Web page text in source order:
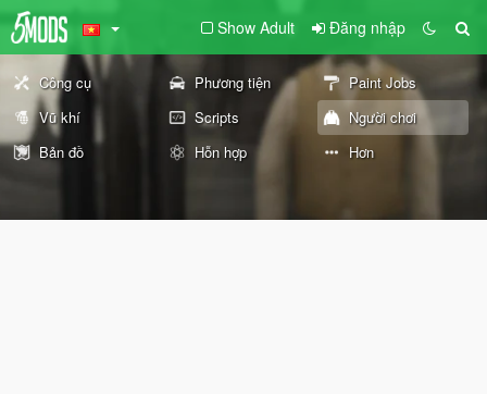
Show Adult Đăng nhập
Công cụ Phương tiện
Paint Jobs
Vũ khí
Scripts
Người chơi
Bản đồ
Hỗn hợp Hơn